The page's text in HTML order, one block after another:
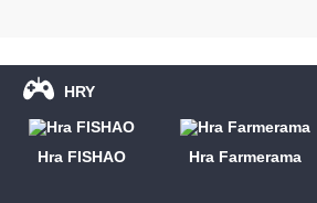
HRY
Hra FISHAO
Hra Farmerama